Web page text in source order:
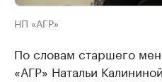
НП «АГР»
По словам старшего
«АГР» Натальи